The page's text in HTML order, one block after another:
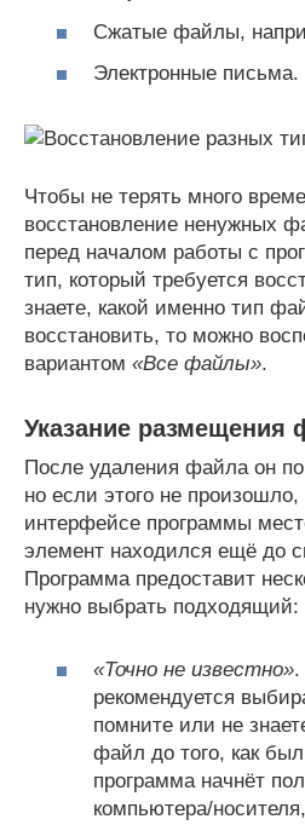
Сжатые файлы,
Электронные письма.
Чтобы не терять много
восстановление ненужных
перед началом работы с
тип, который требуется
знаете, какой именно тип
восстановить, то можно
вариантом «Все файлы».
Указание размещения
После удаления файла он
но если этого не произошло,
интерфейсе программы
элемент находился ещё до
Программа предоставит
нужно выбрать подходящий:
«Точно не известно».
рекомендуется
помните или не
файл до того, как
программа начнёт
компьютера/